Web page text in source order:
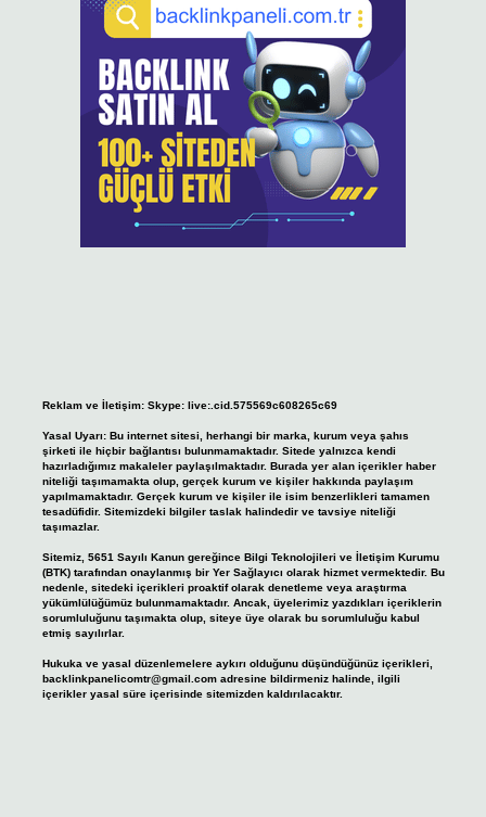
Reklam ve İletişim: Skype: live:.cid.575569c608265c69
Yasal Uyarı: Bu internet sitesi, herhangi bir marka, kurum veya şahıs
şirketi ile hiçbir bağlantısı bulunmamaktadır. Sitede yalnızca kendi
hazırladığımız makaleler paylaşılmaktadır. Burada yer alan içerikler haber
niteliği taşımamakta olup, gerçek kurum ve kişiler hakkında paylaşım
yapılmamaktadır. Gerçek kurum ve kişiler ile isim benzerlikleri tamamen
tesadüfidir. Sitemizdeki bilgiler taslak halindedir ve tavsiye niteliği
taşımazlar.
Sitemiz, 5651 Sayılı Kanun gereğince Bilgi Teknolojileri ve İletişim Kurumu
(BTK) tarafından onaylanmış bir Yer Sağlayıcı olarak hizmet vermektedir. Bu
nedenle, sitedeki içerikleri proaktif olarak denetleme veya araştırma
yükümlülüğümüz bulunmamaktadır. Ancak, üyelerimiz yazdıkları içeriklerin
sorumluluğunu taşımakta olup, siteye üye olarak bu sorumluluğu kabul
etmiş sayılırlar.
Hukuka ve yasal düzenlemelere aykırı olduğunu düşündüğünüz içerikleri,
backlinkpanelicomtr@gmail.comadresine bildirmeniz halinde, ilgili
içerikler yasal süre içerisinde sitemizden kaldırılacaktır.